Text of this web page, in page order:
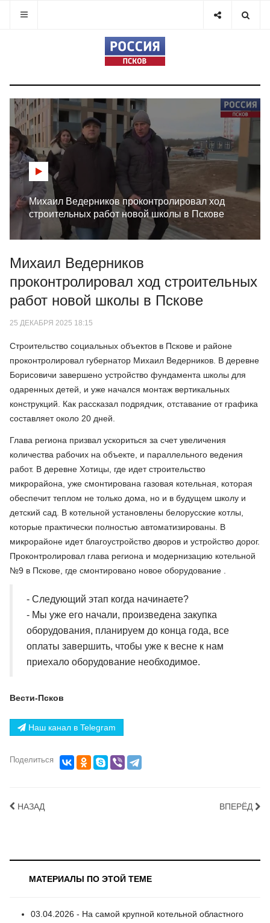
Михаил Ведерников проконтролировал ход
строительных работ новой школы в Пскове
Михаил Ведерников
проконтролировал ход строительных
работ новой школы в Пскове
25 ДЕКАБРЯ 2025 18:15
Строительство социальных объектов в Пскове и районе
проконтролировал губернатор Михаил Ведерников. В деревне
Борисовичи завершено устройство фундамента школы для
одаренных детей, и уже начался монтаж вертикальных
конструкций. Как рассказал подрядчик, отставание от графика
составляет около 20 дней.
Глава региона призвал ускориться за счет увеличения
количества рабочих на объекте, и параллельного ведения
работ. В деревне Хотицы, где идет строительство
микрорайона, уже смонтирована газовая котельная, которая
обеспечит теплом не только дома, но и в будущем школу и
детский сад. В котельной установлены белорусские котлы,
которые практически полностью автоматизированы. В
микрорайоне идет благоустройство дворов и устройство дорог.
Проконтролировал глава региона и модернизацию котельной
№9 в Пскове, где смонтировано новое оборудование .
- Следующий этап когда начинаете?
- Мы уже его начали, произведена закупка
оборудования, планируем до конца года, все
оплаты завершить, чтобы уже к весне к нам
приехало оборудование необходимое.
Вести-Псков
Наш канал в Telegram
Поделиться
НАЗАД ВПЕРЁД
МАТЕРИАЛЫ ПО ЭТОЙ ТЕМЕ
03.04.2026 - На самой крупной котельной областного